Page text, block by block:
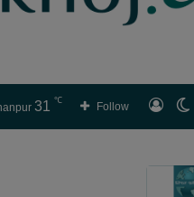
लगइन
Follow
31 ℃